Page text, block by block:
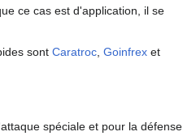
ce cas est d'application, il se
sont Caratroc Goinfrex et
spéciale et pour la défense